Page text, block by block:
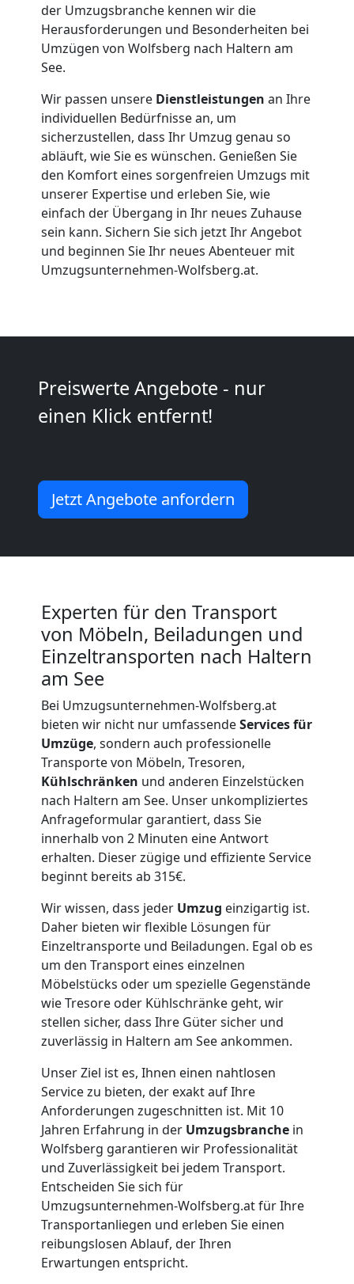
der Umzugsbranche kennen wir die
Herausforderungen und Besonderheiten bei
Umzügen von Wolfsberg nach Haltern am
See.
Wir passen unsere Dienstleistungen an Ihre
individuellen Bedürfnisse an, um
sicherzustellen, dass Ihr Umzug genau so
abläuft, wie Sie es wünschen. Genießen Sie
den Komfort eines sorgenfreien Umzugs mit
unserer Expertise und erleben Sie, wie
einfach der Übergang in Ihr neues Zuhause
sein kann. Sichern Sie sich jetzt Ihr Angebot
und beginnen Sie Ihr neues Abenteuer mit
Umzugsunternehmen-Wolfsberg.at.
Preiswerte Angebote - nur
einen Klick entfernt!
Jetzt Angebote anfordern
Experten für den Transport
von Möbeln, Beiladungen und
Einzeltransporten nach Haltern
am See
Bei Umzugsunternehmen-Wolfsberg.at
bieten wir nicht nur umfassendeServices für
Umzüge, sondern auch professionelle
Transporte von Möbeln, Tresoren,
Kühlschränken und anderen Einzelstücken
nach Haltern am See. Unser unkompliziertes
Anfrageformular garantiert, dass Sie
innerhalb von 2 Minuten eine Antwort
erhalten. Dieser zügige und effiziente Service
beginnt bereits ab 315€.
Wir wissen, dass jeder Umzug einzigartig ist.
Daher bieten wir flexible Lösungen für
Einzeltransporte und Beiladungen. Egal ob es
um den Transport eines einzelnen
Möbelstücks oder um spezielle Gegenstände
wie Tresore oder Kühlschränke geht, wir
stellen sicher, dass Ihre Güter sicher und
zuverlässig in Haltern am See ankommen.
Unser Ziel ist es, Ihnen einen nahtlosen
Service zu bieten, der exakt auf Ihre
Anforderungen zugeschnitten ist. Mit 10
Jahren Erfahrung in der Umzugsbranche in
Wolfsberg garantieren wir Professionalität
und Zuverlässigkeit bei jedem Transport.
Entscheiden Sie sich für
Umzugsunternehmen-Wolfsberg.at für Ihre
Transportanliegen und erleben Sie einen
reibungslosen Ablauf, der Ihren
Erwartungen entspricht.
Firmenumzug
Wolfsberg
Büroumzug
Wolfsberg
Expressumzug
Wolfsberg
Kleiner
Wolfsberg
Küchenumzug
Wolfsberg
Umzug
und
Lagerung
Wolfsberg
Full-
Service-
Umzug
Wolfsberg
Qualitäts-
Umzüge
Wolfsberg
Vereinsumzug
Wolfsberg
Anfrage